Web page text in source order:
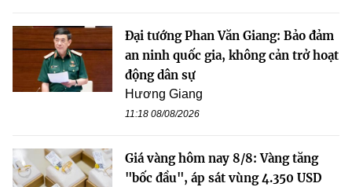
Đại tướng Phan Văn Giang: Bảo đảm
an ninh quốc gia, không cản trở hoạt
động dân sự
Hương Giang
11:18 08/08/2026
Giá vàng hôm nay 8/8: Vàng tăng
"bốc đầu", áp sát vùng 4.350 USD